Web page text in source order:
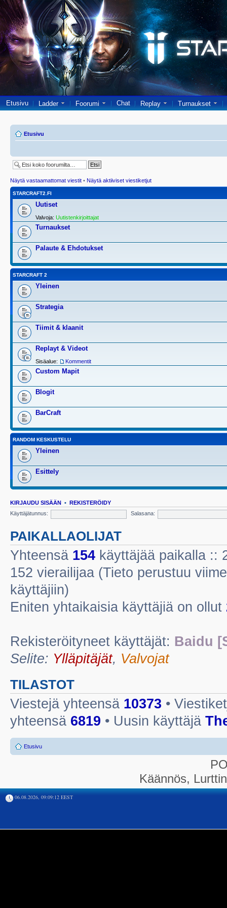
Etusivu Ladder Foorumi Chat Replay Turnaukset
Etusivu
Näytä vastaamattomat viestit • Näytä aktiiviset viestiketjut
STARCRAFT2.FI
Uutiset
Valvoja: Uutistenkirjoittajat
Turnaukset
Palaute & Ehdotukset
STARCRAFT 2
Yleinen
Strategia
Tiimit & klaanit
Replayt & Videot
Sisäalue: Kommentit
Custom Mapit
Blogit
BarCraft
RANDOM KESKUSTELU
Yleinen
Esittely
KIRJAUDU SISÄÄN • REKISTERÖIDY
Käyttäjätunnus:
Salasana:
PAIKALLAOLIJAT
Yhteensä 154 käyttäjää paikalla ::
152 vierailijaa (Tieto perustuu
käyttäjiin)
Eniten yhtaikaisia käyttäjiä on ollut
Rekisteröityneet käyttäjät: Baidu
Selite: Ylläpitäjät, Valvojat
TILASTOT
Viestejä yhteensä 10373 •
yhteensä 6819 • Uusin käyttäjä
Etusivu
Käännös,
06.08.2026, 09:09:12 EEST